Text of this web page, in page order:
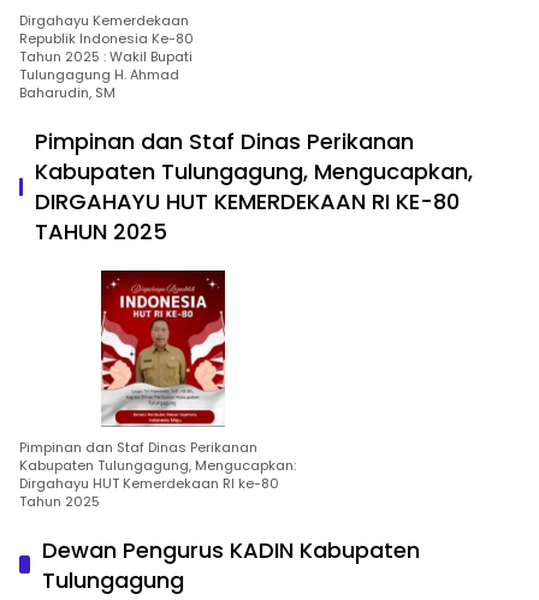
Dirgahayu Kemerdekaan
Republik Indonesia Ke-80
Tahun 2025 : Wakil Bupati
Tulungagung H. Ahmad
Baharudin, SM
Pimpinan dan Staf Dinas Perikanan
Kabupaten Tulungagung, Mengucapkan,
DIRGAHAYU HUT KEMERDEKAAN RI KE-80
TAHUN 2025
Pimpinan dan Staf Dinas Perikanan
Kabupaten Tulungagung, Mengucapkan:
Dirgahayu HUT Kemerdekaan RI ke-80
Tahun 2025
Dewan Pengurus KADIN Kabupaten
Tulungagung